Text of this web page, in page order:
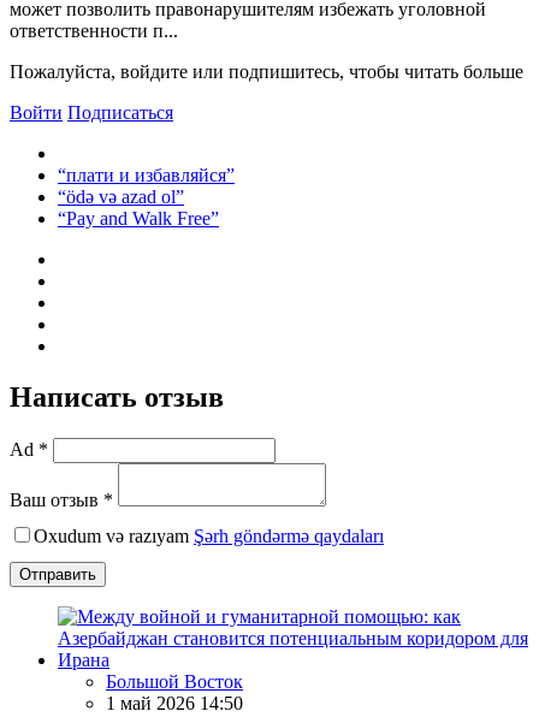
может позволить правонарушителям избежать уголовной
ответственности п...
Пожалуйста, войдите или подпишитесь, чтобы читать больше
Войти Подписаться
“плати и избавляйся”
“ödə və azad ol”
“Pay and Walk Free”
Написать отзыв
Ad *
Ваш отзыв *
Oxudum və razıyam Şərh göndərmə qaydaları
Отправить
Большой Восток
1 май 2026 14:50